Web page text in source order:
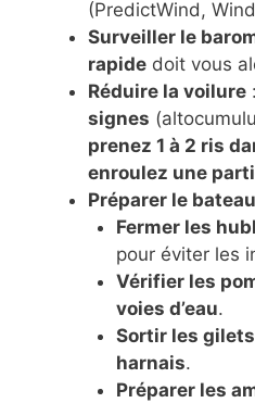
(PredictWind,
Surveiller le
rapide doit vous
Réduire la voilure :
signes
prenez 1 à 2 ris
enroulez une
Préparer le bateau
Fermer les
pour éviter les
Vérifier les
voies d’eau.
Sortir les
harnais.
Préparer les